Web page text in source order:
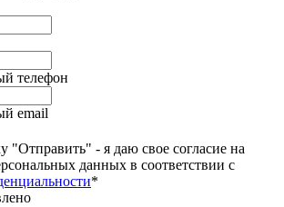
телефон
email
"Отправить" - я даю свое согласие на
данных в соответствии с
*